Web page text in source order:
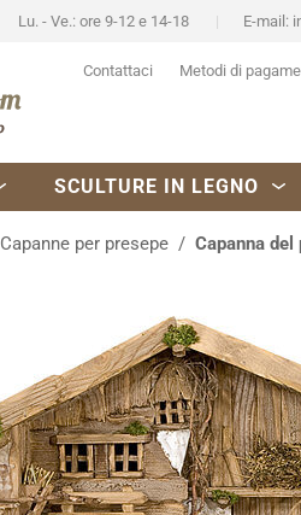
Lu. - Ve.: ore 9-12 e 14-18 E-mail:
Contattaci Metodi di
SCULTURE IN LEGNO
Capanne per presepe Capanna